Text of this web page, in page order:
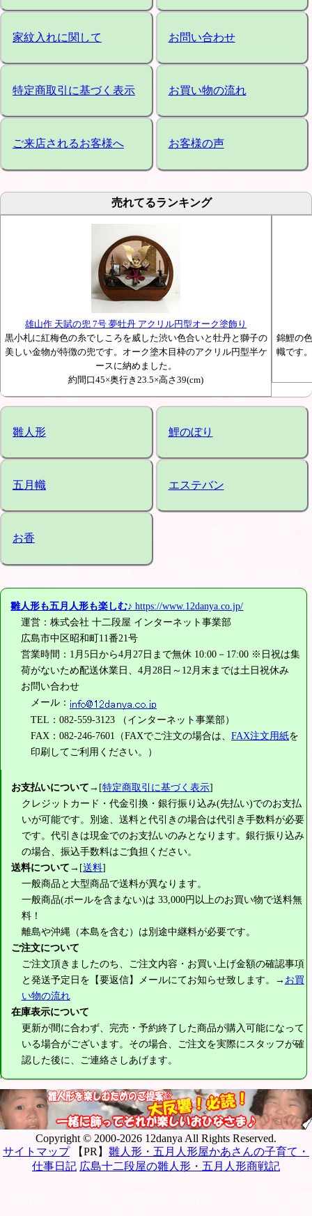
家紋入れに関して お問い合わせ
特定商取引に基づく表示 お買い物の流れ
ご来店されるお客様へ お客様の声
売れてるランキング
雄山作 天賦の兜 7号 夢牡丹 アクリル円型オーク塗飾り
黒小札に紅梅色の糸でしころを威した渋い色合いと牡丹と獅子の
美しい金物が特徴の兜です。オーク塗木目枠のアクリル円型半ケ
ースに納めました。
約間口45×奥行き23.5×高さ39(cm)
錦鯉の
幟です
雛人形 鯉のぼり
五月幟 エステバン
お香
雛人形も五月人形も楽しむ♪ https://www.12danya.co.jp/
運営：株式会社 十二段屋 インターネット事業部
広島市中区昭和町11番21号
営業時間：1月5日から4月27日まで無休 10:00－17:00 ※日祝は集
荷がないため配送休業日、4月28日～12月末までは土日祝休み
お問い合わせ
メール：
TEL：082-559-3123 （インターネット事業部）
FAX：082-246-7601（FAXでご注文の場合は、FAX注文用紙を
印刷してご利用ください。）
お支払いについて→[特定商取引に基づく表示]
クレジットカード・代金引換・銀行振り込み(先払い)でのお支払
いが可能です。別途、送料と代引きの場合は代引き手数料が必要
です。代引きは現金でのお支払いのみとなります。銀行振り込み
の場合、振込手数料はご負担ください。
送料について→[送料]
一般商品と大型商品で送料が異なります。
一般商品(ポールを含まない)は 33,000円以上のお買い物で送料無
料！
離島や沖縄（本島を含む）は別途中継料が必要です。
ご注文について
ご注文頂きましたのち、ご注文内容・お買い上げ金額の確認事項
と発送予定日を【要返信】メールにてお知らせ致します。→ お買
い物の流れ
在庫表示について
更新が間に合わず、完売・予約終了した商品が購入可能になって
いる場合がございます。その場合、ご注文を実際にスタッフが確
認した後に、ご連絡さしあげます。
Copyright © 2000-2026 12danya All Rights Reserved.
サイトマップ
【PR】 雛人形・五月人形屋かあさんの子育て・
仕事日記 広島十二段屋の雛人形・五月人形商戦記